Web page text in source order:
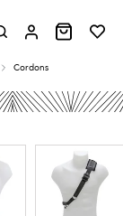
Cordons